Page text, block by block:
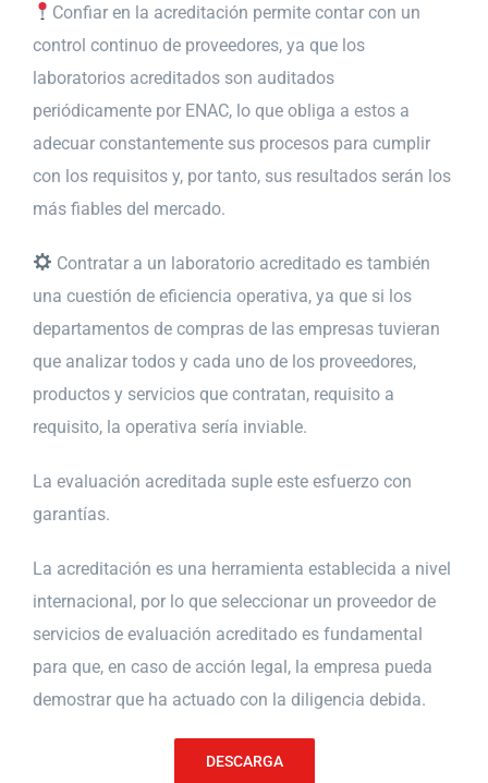
Confiar en la acreditación permite contar con un
control continuo de proveedores, ya que los
laboratorios acreditados son auditados
periódicamente por ENAC, lo que obliga a estos a
adecuar constantemente sus procesos para cumplir
con los requisitos y, por tanto, sus resultados serán los
más fiables del mercado.
Contratar a un laboratorio acreditado es también
una cuestión de eficiencia operativa, ya que si los
departamentos de compras de las empresas tuvieran
que analizar todos y cada uno de los proveedores,
productos y servicios que contratan, requisito a
requisito, la operativa sería inviable.
La evaluación acreditada suple este esfuerzo con
garantías.
La acreditación es una herramienta establecida a nivel
internacional, por lo que seleccionar un proveedor de
servicios de evaluación acreditado es fundamental
para que, en caso de acción legal, la empresa pueda
demostrar que ha actuado con la diligencia debida.
DESCARGA